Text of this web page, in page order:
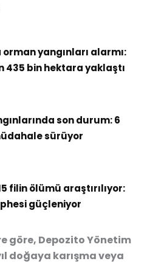
yangınları alarmı:
435 bin hektara yaklaştı
son durum: 6
sürüyor
filin ölümü araştırılıyor:
güçleniyor
göre, Depozito Yönetim
doğaya karışma veya